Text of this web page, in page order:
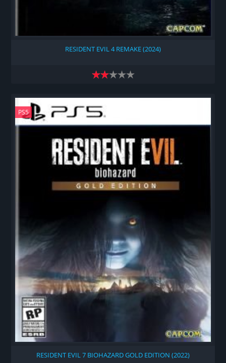
RESIDENT EVIL 4 REMAKE (2024)
PS5
RESIDENT EVIL 7 BIOHAZARD GOLD EDITION (2022)